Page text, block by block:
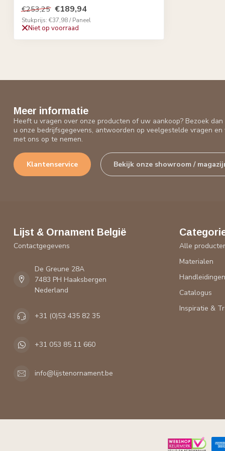
€253,25 €189,94
Stukprijs: €37,98 / Paneel
Niet op voorraad
Meer informatie
Heeft u vragen over onze producten of uw aankoop? Bezoek
u onze bedrijfsgegevens, antwoorden op veelgestelde vragen
met ons op te nemen.
Klantenservice Bekijk onze showroom /
Lijst & Ornament België
Contactgegevens
De Greune 28A
7483 PH Haaksbergen
Nederland
+31 (0)53 435 82 35
+31 053 85 11 660
info@lijstenornament.be
Alle
Materialen
Handleidingen
Catalogus
Inspiratie &